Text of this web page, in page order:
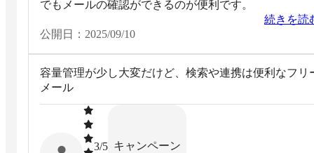
でもメールの確認ができるのが便利です。
続きを読
公開日： 2025/09/10
容量管理が少し大変だけど、検索や連携は便利なフリ
メール
3/5 キャンペーン